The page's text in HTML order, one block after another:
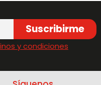
Suscribirme
y condiciones